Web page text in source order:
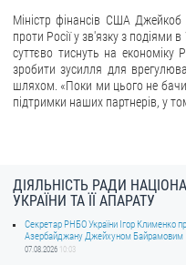
Міністр фінансів США
проти Росії у зв'язку з подіями
суттєво тиснуть на
зробити зусилля для
шляхом. «Поки ми цього не
підтримки наших партнерів, у
ДІЯЛЬНІСТЬ РАДИ
УКРАЇНИ ТА ЇЇ АПАРАТУ
Секретар РНБО України Ігор Клименко
Азербайджану Джейхуном Байрамовим
07.08.2026 10:03